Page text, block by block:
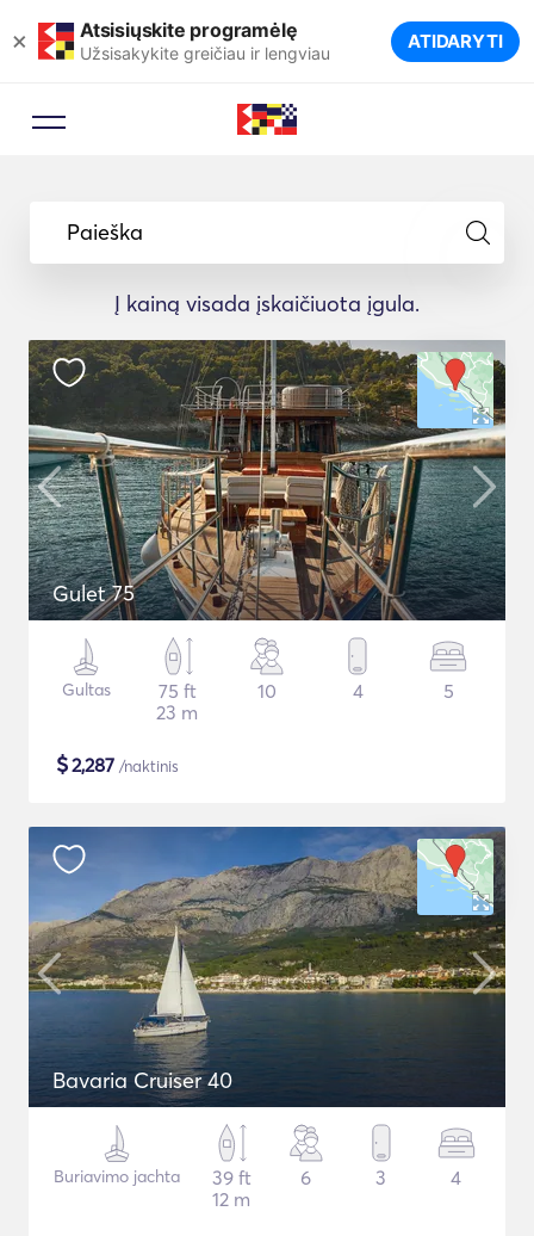
× Atsisiųskite programėlę
Užsisakykite greičiau ir lengviau ATIDARYTI
Paieška
Į kainą visada įskaičiuota įgula.
Gulet 75
Gultas
75 ft
23 m
10 4 5
$2,287 /naktinis
Bavaria Cruiser 40
Buriavimo jachta
39 ft
12 m
6 3 4